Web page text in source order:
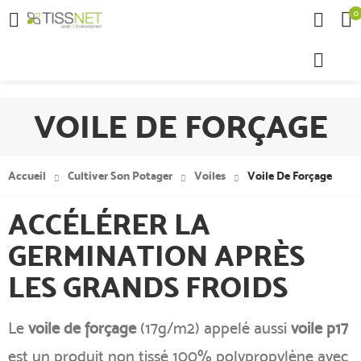
 0
VOILE DE FORÇAGE
Accueil Cultiver Son Potager Voiles Voile De Forçage
ACCÉLÉRER LA
GERMINATION APRÈS
LES GRANDS FROIDS
Le voile de forçage(17g/m2) appelé aussi voile p17
est un produit non tissé 100% polypropylène avec